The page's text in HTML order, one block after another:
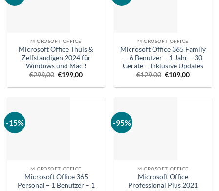
MICROSOFT OFFICE
Microsoft Office Thuis &
Zelfstandigen 2024 für
Windows und Mac !
€299,00 Ursprünglicher
war:
€199,00Aktueller
ist:
MICROSOFT OFFICE
Microsoft Office 365 Family
– 6 Benutzer – 1 Jahr – 30
Geräte – Inklusive Updates
€129,00 Ursprünglicher
war:
€109,00Aktueller
ist:
-15%
MICROSOFT OFFICE
Microsoft Office 365
Personal – 1 Benutzer – 1
-95%
MICROSOFT OFFICE
Microsoft Office
Professional Plus 2021